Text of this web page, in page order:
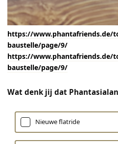
https://www.phantafriends.de/
baustelle/page/9/
https://www.phantafriends.de/
baustelle/page/9/
Wat denk jij dat
Nieuwe flatride